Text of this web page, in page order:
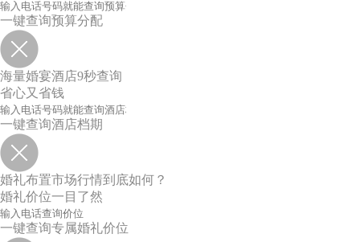
一键查询预算分配
海量婚宴酒店9秒查询
省心又省钱
一键查询酒店档期
婚礼布置市场行情到底如何？
婚礼价位一目了然
一键查询专属婚礼价位